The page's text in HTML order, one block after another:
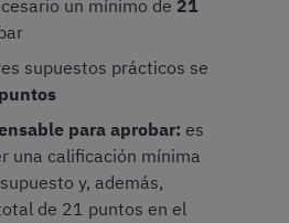
un mínimo de 21
supuestos prácticos se
para aprobar: es
una calificación mínima
y, además,
de 21 puntos en el